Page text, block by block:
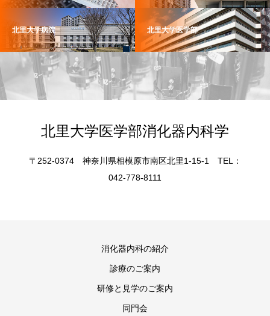
北里大学病院 北里大学医学部
北里大学医学部消化器内科学
〒252-0374 神奈川県相模原市南区北里1-15-1 TEL：
042-778-8111
消化器内科の紹介
診療のご案内
研修と見学のご案内
同門会